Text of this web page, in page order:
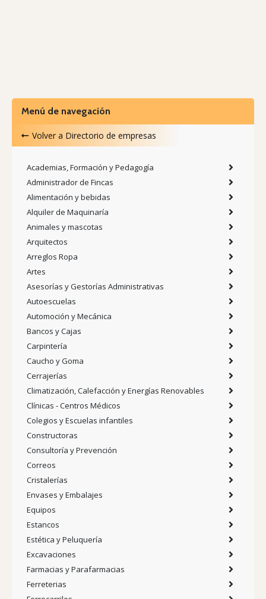
Menú de navegación
Volver a Directorio de empresas
Academias, Formación y Pedagogía
Administrador de Fincas
Alimentación y bebidas
Alquiler de Maquinaría
Animales y mascotas
Arquitectos
Arreglos Ropa
Artes
Asesorías y Gestorías Administrativas
Autoescuelas
Automoción y Mecánica
Bancos y Cajas
Carpintería
Caucho y Goma
Cerrajerías
Climatización, Calefacción y Energías Renovables
Clínicas - Centros Médicos
Colegios y Escuelas infantiles
Constructoras
Consultoría y Prevención
Correos
Cristalerías
Envases y Embalajes
Equipos
Estancos
Estética y Peluquería
Excavaciones
Farmacias y Parafarmacias
Ferreterias